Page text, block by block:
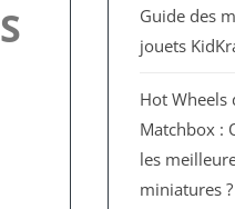
Guide des
jouets
Hot Wheels
Matchbox :
les
miniatures ?